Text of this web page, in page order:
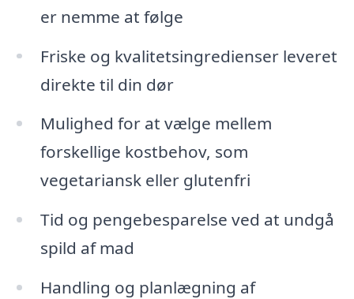
er nemme at følge
Friske og kvalitetsingredienser leveret
direkte til din dør
Mulighed for at vælge mellem
forskellige kostbehov, som
vegetariansk eller glutenfri
Tid og pengebesparelse ved at undgå
spild af mad
Handling og planlægning af